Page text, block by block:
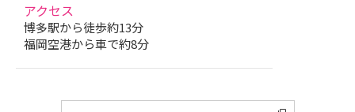
アクセス
博多駅から徒歩約13分
福岡空港から車で約8分